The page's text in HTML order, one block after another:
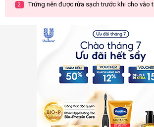
2. Trứng nên được rửa sạch trước khi cho vào